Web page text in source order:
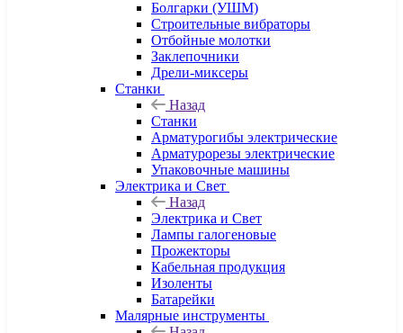
Болгарки (УШМ)
Строительные вибраторы
Отбойные молотки
Заклепочники
Дрели-миксеры
Станки
Назад
Станки
Арматурогибы электрические
Арматурорезы электрические
Упаковочные машины
Электрика и Свет
Назад
Электрика и Свет
Лампы галогеновые
Прожекторы
Кабельная продукция
Изоленты
Батарейки
Малярные инструменты